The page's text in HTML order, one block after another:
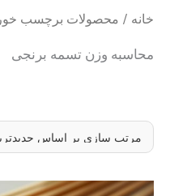
خانه / محصولات برچسب
محاسبه وزن تسمه برنجی